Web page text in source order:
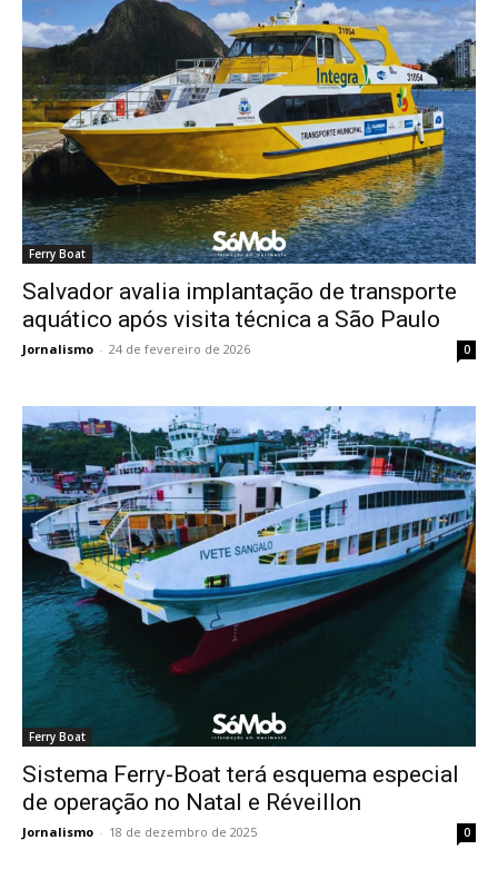
Ferry Boat
Salvador avalia implantação de transporte
aquático após visita técnica a São Paulo
Jornalismo - 24 de fevereiro de 2026 0
Ferry Boat
Sistema Ferry-Boat terá esquema especial
de operação no Natal e Réveillon
Jornalismo - 18 de dezembro de 2025 0